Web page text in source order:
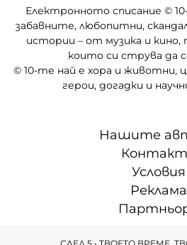
Електронното списание ©
забавните, любопитни,
истории – от музика и кино,
които си струва да
© 10-те най е хора и животни,
герои, догадки и
Нашите
Условия
Реклама